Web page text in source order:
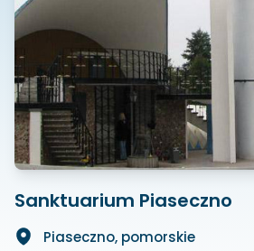
Sanktuarium Piaseczno
Piaseczno, pomorskie